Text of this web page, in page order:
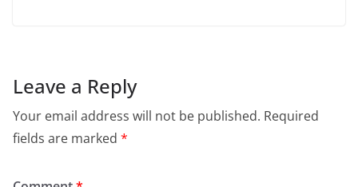
Leave a Reply
Your email address will not be published. Required
fields are marked *